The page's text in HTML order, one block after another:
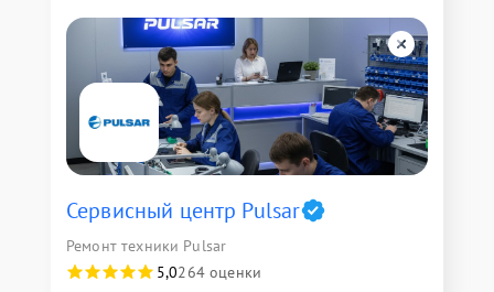
Сервисный центр Pulsar
Ремонт техники Pulsar
5,0264 оценки